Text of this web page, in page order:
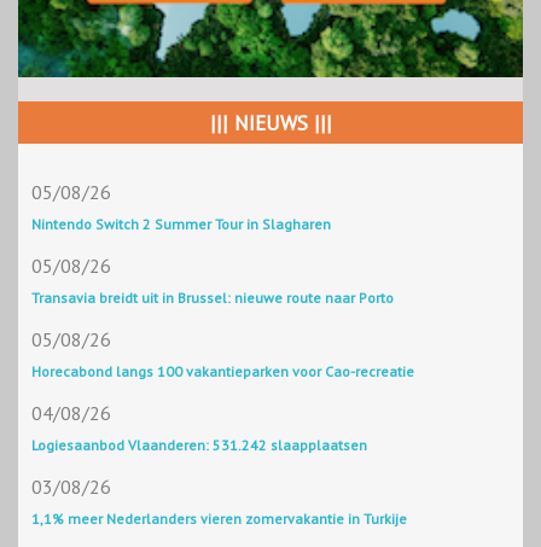
||| NIEUWS |||
05/08/26
Nintendo Switch 2 Summer Tour in Slagharen
05/08/26
Transavia breidt uit in Brussel: nieuwe route naar Porto
05/08/26
Horecabond langs 100 vakantieparken voor Cao-recreatie
04/08/26
Logiesaanbod Vlaanderen: 531.242 slaapplaatsen
03/08/26
1,1% meer Nederlanders vieren zomervakantie in Turkije